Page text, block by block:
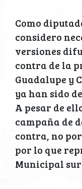
Como
considero
versiones
contra de la
Guadalupe y
ya han sido
A pesar de
campaña de
contra, no
por lo que
Municipal